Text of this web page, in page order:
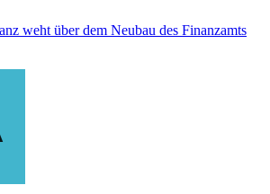
weht über dem Neubau des Finanzamts